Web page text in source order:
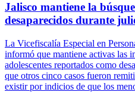
Jalisco mantiene la
desaparecidos durante
La Vicefiscalía Especial en
informó que mantiene activas las
adolescentes reportados como
que otros cinco casos fueron
existir por indicios de que los